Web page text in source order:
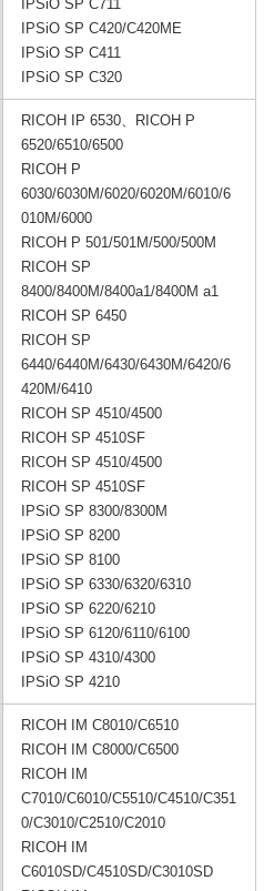
IPSiO SP C711
IPSiO SP C420/C420ME
IPSiO SP C411
IPSiO SP C320
RICOH IP 6530、RICOH P
6520/6510/6500
RICOH P
6030/6030M/6020/6020M/6010/6
010M/6000
RICOH P 501/501M/500/500M
RICOH SP
8400/8400M/8400a1/8400M a1
RICOH SP 6450
RICOH SP
6440/6440M/6430/6430M/6420/6
420M/6410
RICOH SP 4510/4500
RICOH SP 4510SF
RICOH SP 4510/4500
RICOH SP 4510SF
IPSiO SP 8300/8300M
IPSiO SP 8200
IPSiO SP 8100
IPSiO SP 6330/6320/6310
IPSiO SP 6220/6210
IPSiO SP 6120/6110/6100
IPSiO SP 4310/4300
IPSiO SP 4210
RICOH IM C8010/C6510
RICOH IM C8000/C6500
RICOH IM
C7010/C6010/C5510/C4510/C351
0/C3010/C2510/C2010
RICOH IM
C6010SD/C4510SD/C3010SD